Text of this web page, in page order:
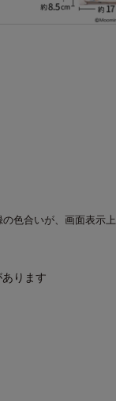
色合いが、画面表示
ります